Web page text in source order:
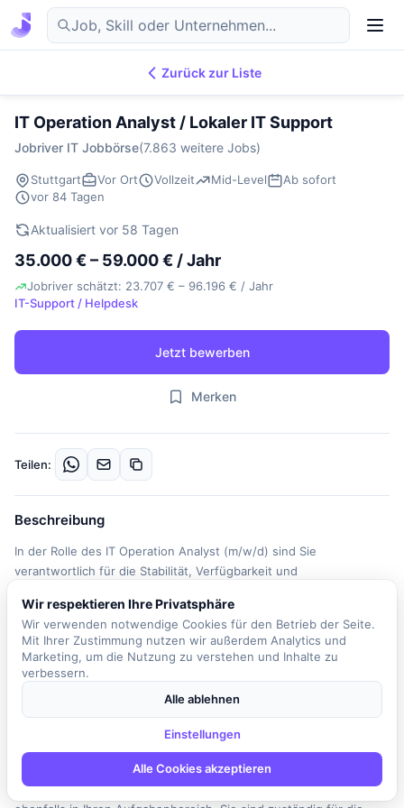
DE
Zurück zur Liste
IT Operation Analyst / Lokaler IT Support
Jobriver IT Jobbörse(7.863 weitere Jobs)
Stuttgart Vor Ort Vollzeit Mid-Level
Ab sofort
vor 84 Tagen
Aktualisiert vor 58 Tagen
35.000 € – 59.000 € / Jahr
Jobriver schätzt: 23.707 € – 96.196 € / Jahr
IT-Support / Helpdesk
Jetzt bewerben
Merken
Teilen:
Beschreibung
In der Rolle des IT Operation Analyst (m/w/d) sind Sie
verantwortlich für die Stabilität, Verfügbarkeit und
unterstützen verschiedene Fachbereiche und tragen die
Verantwortung für die lokale Infrastruktur. Zudem spielen Sie eine
aktive Rolle bei der Umsetzung globaler IT-Strategien. Zu Ihren
Hauptaufgaben gehört die Sicherstellung der operativen Stabilität
und Performance der IT-Systemlandschaft. Sie analysieren und
in allen IT-Angelegenheiten. Darüber hinaus planen, steuern und
führen Sie Hardware-Erneuerungen durch, einschließlich PCs,
Peripheriegeräte und Netzwerkgeräte. Die Betreuung und der
Support der lokalen IT-Infrastruktur sowie der Endgeräte fallen
Wir respektieren Ihre Privatsphäre
Wir verwenden notwendige Cookies für den Betrieb der Seite.
Mit Ihrer Zustimmung nutzen wir außerdem Analytics und
Marketing, um die Nutzung zu verstehen und Inhalte zu
verbessern.
Alle ablehnen
Einstellungen
Alle Cookies akzeptieren